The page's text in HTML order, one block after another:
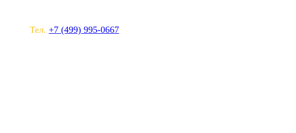
Тел. +7 (499) 995-0667